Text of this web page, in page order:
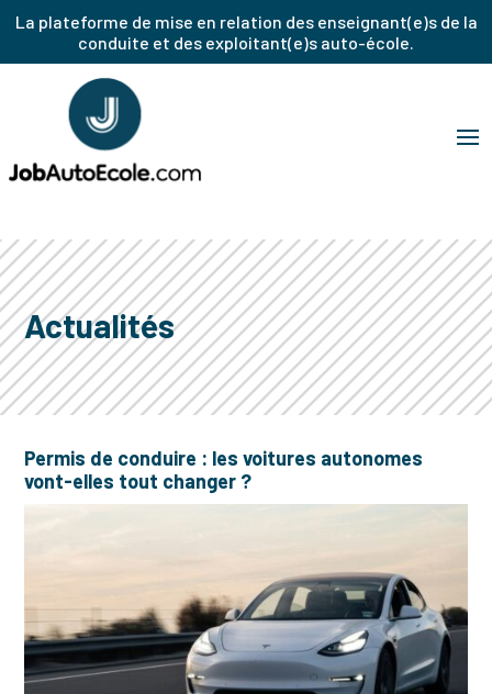
La plateforme de mise en relation des enseignant(e)s de la
conduite et des exploitant(e)s auto-école.
Actualités
Permis de conduire : les voitures autonomes
vont-elles tout changer ?